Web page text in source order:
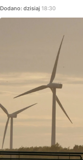
Dodano: dzisiaj 18:30